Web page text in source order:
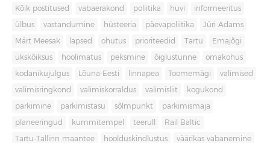
Kõik postitused vabaerakond poliitika huvi informeeritus
ülbus vastandumine hüsteeria päevapoliitika Jüri Adams
Märt Meesak lapsed ohutus prioriteedid Tartu Emajõgi
ükskõiksus hoolimatus peksmine õiglustunne omakohus
kodanikujulgus Lõuna-Eesti linnapea Toomemägi valimised
valimisringkond valimiskorraldus valimisliit kogukond
parkimine parkimistasu sõlmpunkt parkimismaja
planeeringud kummitempel teerull Rail Baltic
Tartu-Tallinn maantee hoolduskindlustus väärikas vabanemine